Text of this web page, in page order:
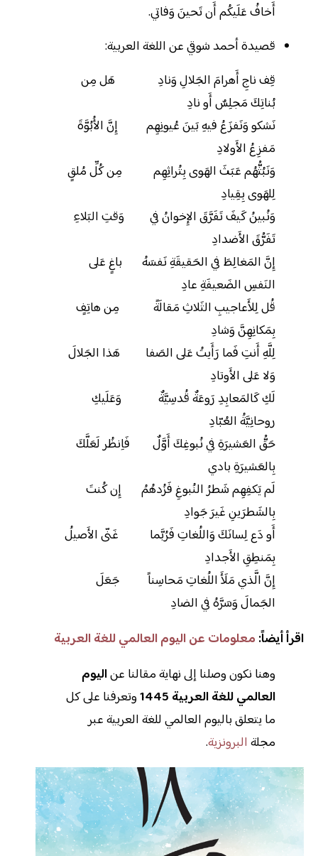
أَخافُ عَلَيكُم أَن تَحينَ وَفاتي.
قصيدة أحمد شوقي عن اللغة العربية:
قِف ناجِ أَهرامَ الجَلالِ وَنادِ هَل مِن
بُناتِكَ مَجلِسٌ أَو نادِ
نَشكو وَنَفزَعُ فيهِ بَينَ عُيونِهِم إِنَّ الأُبُوَّةَ
مَفزِعُ الأَولادِ
وَنَبُثُّهُم عَبَثَ الهَوى بِتُراثِهِم مِن كُلِّ مُلقٍ
لِلهَوى بِقِيادِ
وَنُبينُ كَيفَ تَفَرَّقَ الإِخوانُ في وَقتِ البَلاءِ
تَفَرُّقَ الأَضدادِ
إِنَّ المَغالِطَ في الحَقيقَةِ نَفسَهُ باغٍ عَلى
النَفسِ الضَعيفَةِ عادِ
قُل لِلأَعاجيبِ الثَلاثِ مَقالَةً مِن هاتِفٍ
بِمَكانِهِنَّ وَشادِ
لِلَّهِ أَنتِ فَما رَأَيتُ عَلى الصَفا هَذا الجَلالَ
وَلا عَلى الأَوتادِ
لَكِ كَالمَعابِدِ رَوعَةٌ قُدسِيَّةٌ وَعَلَيكِ
روحانِيَّةُ العُبّادِ
حَقُّ العَشيرَةِ في نُبوغِكَ أَوَّلٌ فَاِنظُر لَعَلَّكَ
بِالعَشيرَةِ بادي
لَم يَكفِهِم شَطرُ النُبوغِ فَزُدهُمُ إِن كُنتَ
بِالشَطرَينِ غَيرَ جَوادِ
أَو دَع لِسانَكَ وَاللُغاتِ فَرُبَّما غَنّى الأَصيلُ
بِمَنطِقِ الأَجدادِ
إِنَّ الَّذي مَلَأَ اللُغاتِ مَحاسِناً جَعَلَ
الجَمالَ وَسَرَّهُ في الضادِ
اقرأ أيضاً: معلومات عن اليوم العالمي للغة العربية
وهنا نكون وصلنا إلى نهاية مقالنا عناليوم
العالمي للغة العربية 1445
وتعرفنا على كل
ما يتعلق باليوم العالمي للغة العربية عبر
مجلة البرونزية.